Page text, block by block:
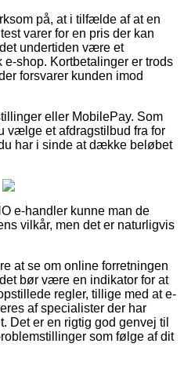
på, at i tilfælde af at en
varer for en pris der kan
undertiden være et
shop. Kortbetalinger er trods
forsvarer kunden imod
eller MobilePay. Som
vælge et afdragstilbud fra for
har i sinde at dække beløbet
e-handler kunne man de
vilkår, men det er naturligvis
at se om online forretningen
bør være en indikator for at
regler, tillige med at e-
af specialister der har
Det er en rigtig god genvej til
som følge af dit